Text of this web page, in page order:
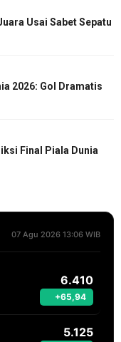
Usai Sabet Sepatu
2026: Gol Dramatis
Final Piala Dunia
07 Agu 2026 13:06 WIB
6.410
+65,94
5.125